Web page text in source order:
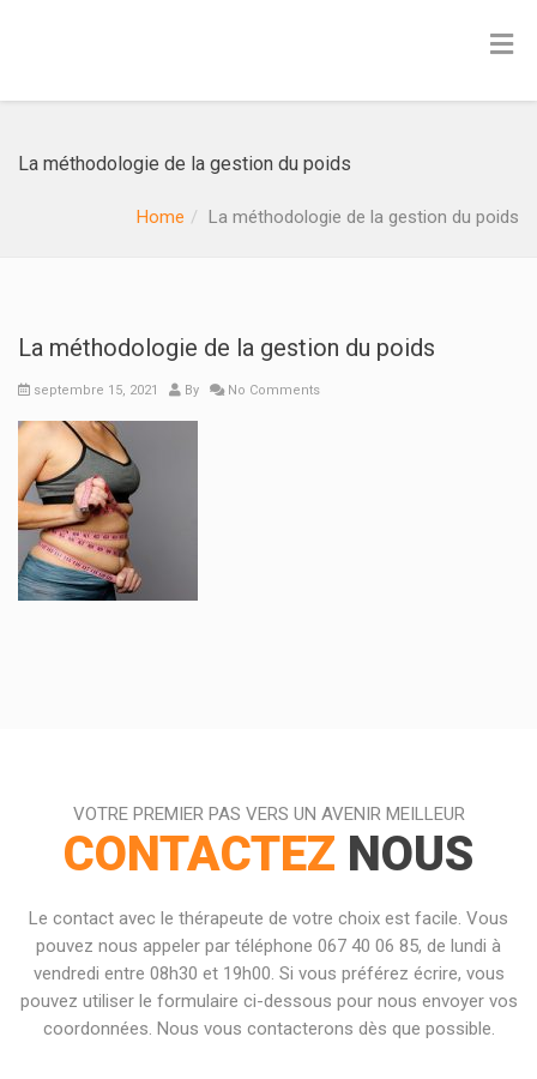
La méthodologie de la gestion du poids
Home La méthodologie de la gestion du poids
La méthodologie de la gestion du poids
septembre 15, 2021 By No Comments
VOTRE PREMIER PAS VERS UN AVENIR MEILLEUR
CONTACTEZ NOUS
Le contact avec le thérapeute de votre choix est facile. Vous
pouvez nous appeler par téléphone 067 40 06 85, de lundi à
vendredi entre 08h30 et 19h00. Si vous préférez écrire, vous
pouvez utiliser le formulaire ci-dessous pour nous envoyer vos
coordonnées. Nous vous contacterons dès que possible.